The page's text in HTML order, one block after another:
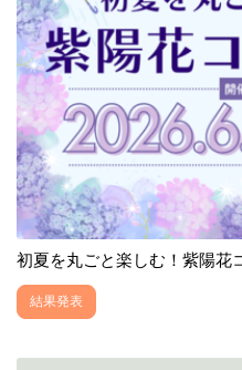
初夏を丸ごと楽しむ！紫陽花
結果発表